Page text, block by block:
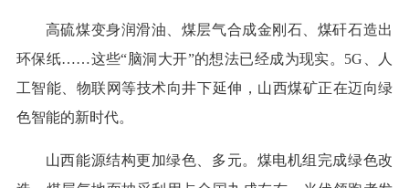
高硫煤变身润滑油、煤层气合成金刚石、煤矸石造出
环保纸……这些“脑洞大开”的想法已经成为现实。5G、人
工智能、物联网等技术向井下延伸，山西煤矿正在迈向绿
色智能的新时代。
山西能源结构更加绿色、多元。煤电机组完成绿色改